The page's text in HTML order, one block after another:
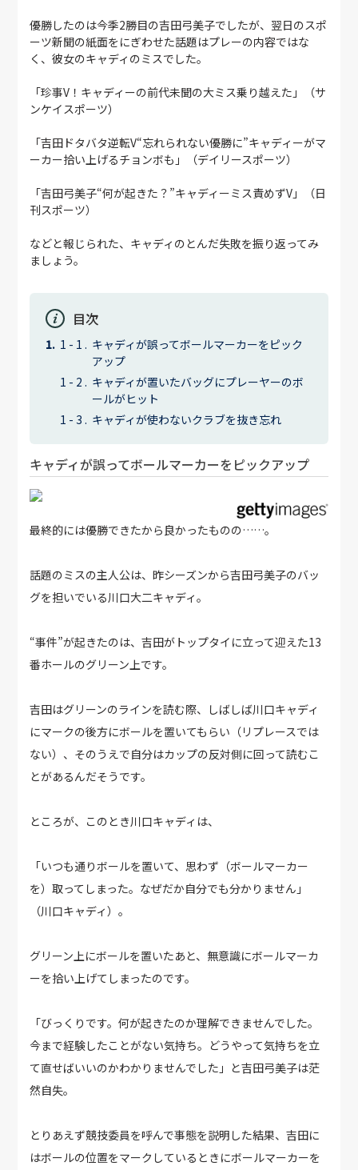
優勝したのは今季2勝目の吉田弓美子でしたが、翌日のスポ
ーツ新聞の紙面をにぎわせた話題はプレーの内容ではな
く、彼女のキャディのミスでした。
「珍事V！キャディーの前代未聞の大ミス乗り越えた」（サ
ンケイスポーツ）
「吉田ドタバタ逆転V“忘れられない優勝に”キャディーがマ
ーカー拾い上げるチョンボも」（デイリースポーツ）
「吉田弓美子“何が起きた？”キャディーミス責めずV」（日
刊スポーツ）
などと報じられた、キャディのとんだ失敗を振り返ってみ
ましょう。
目次
キャディが誤ってボールマーカーをピック
アップ
キャディが置いたバッグにプレーヤーのボ
ールがヒット
キャディが使わないクラブを抜き忘れ
キャディが誤ってボールマーカーをピックアップ
最終的には優勝できたから良かったものの……。
話題のミスの主人公は、昨シーズンから吉田弓美子のバッ
グを担いでいる川口大二キャディ。
“事件”が起きたのは、吉田がトップタイに立って迎えた13
番ホールのグリーン上です。
吉田はグリーンのラインを読む際、しばしば川口キャディ
にマークの後方にボールを置いてもらい（リプレースでは
ない）、そのうえで自分はカップの反対側に回って読むこ
とがあるんだそうです。
ところが、このとき川口キャディは、
「いつも通りボールを置いて、思わず（ボールマーカー
を）取ってしまった。なぜだか自分でも分かりません」
（川口キャディ）。
グリーン上にボールを置いたあと、無意識にボールマーカ
ーを拾い上げてしまったのです。
「びっくりです。何が起きたのか理解できませんでした。
今まで経験したことがない気持ち。どうやって気持ちを立
て直せばいいのかわかりませんでした」と吉田弓美子は茫
然自失。
とりあえず競技委員を呼んで事態を説明した結果、吉田に
はボールの位置をマークしているときにボールマーカーを